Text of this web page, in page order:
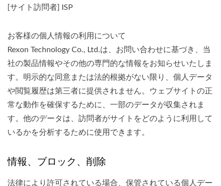
[サイト訪問者] ISP
お客様の個人情報の利用について
Rexon Technology Co., Ltd.は、お問い合わせに基づき、当
社の製品情報やその他の専門的な情報をお知らせいたしま
す。明示的な同意または法的根拠がない限り、個人データ
や閲覧履歴は第三者に提供されません。ウェブサイトの正
常な動作を確保するために、一部のデータが収集されま
す。他のデータは、訪問者がサイトをどのように利用して
いるかを分析するために使用できます。
情報、ブロック、削除
法律により許可されている場合、保管されている個人デー